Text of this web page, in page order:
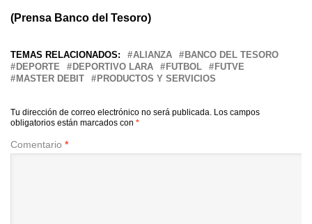
(Prensa Banco del Tesoro)
TEMAS RELACIONADOS: ALIANZA
BANCO DEL TESORO
DEPORTE
DEPORTIVO LARA FUTBOL
FUTVE
MASTER DEBIT
PRODUCTOS Y SERVICIOS
Tu dirección de correo electrónico no será publicada. Los campos
obligatorios están marcados con *
Comentario *